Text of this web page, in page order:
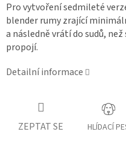
Pro vytvoření sedmileté
blender rumy zrající
a následně vrátí do sudů,
propojí.
Detailní informace
ZEPTAT SE HLÍDACÍ